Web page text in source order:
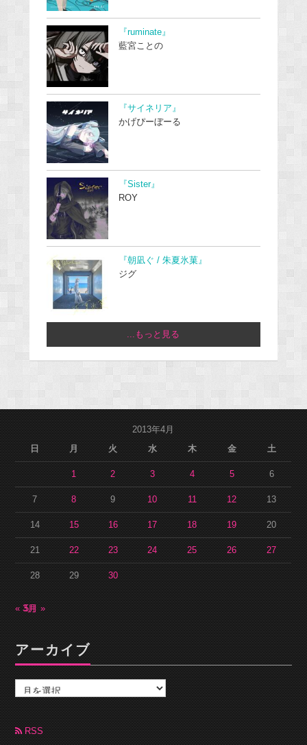
『ruminate』
藍宮ことの
『サイネリア』
かげぴーぼーる
『Sister』
ROY
『朝凪ぐ / 朱夏氷菓』
ジグ
...もっと見る
2013年4月
日
月 火 水 木 金 土
1 2 3 4 5 6
7 8 9 10 11 12 13
14 15 16 17 18 19 20
21 22 23 24 25 26 27
28 29 30
« 3月5月 »
アーカイブ
カ
ブ RSS